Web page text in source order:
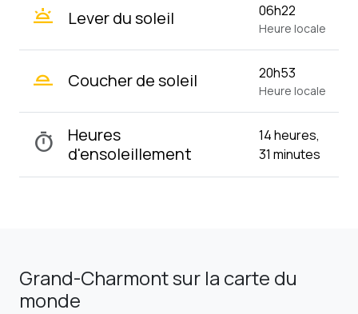
wb_twilight Lever du soleil 06h22
Heure locale
wb_twilight_2 Coucher de soleil 20h53
Heure locale
timer
Heures
d'ensoleillement
14 heures,
31 minutes
Grand-Charmont sur la carte du
monde